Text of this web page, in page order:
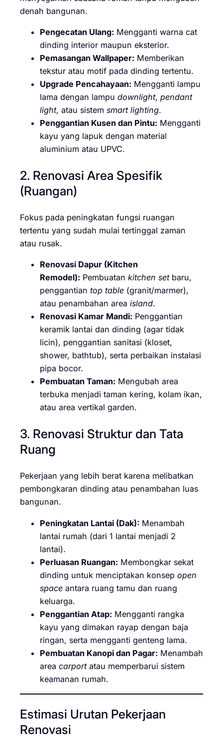
denah bangunan.
Pengecatan Ulang: Mengganti warna cat
dinding interior maupun eksterior.
Pemasangan Wallpaper: Memberikan
tekstur atau motif pada dinding tertentu.
Upgrade Pencahayaan: Mengganti lampu
lama dengan lampu downlight, pendant
light, atau sistem smart lighting.
Penggantian Kusen dan Pintu: Mengganti
kayu yang lapuk dengan material
aluminium atau UPVC.
2. Renovasi Area Spesifik
(Ruangan)
Fokus pada peningkatan fungsi ruangan
tertentu yang sudah mulai tertinggal zaman
atau rusak.
Renovasi Dapur (Kitchen
Remodel): Pembuatan kitchen setbaru,
penggantian top table (granit/marmer),
atau penambahan area island.
Renovasi Kamar Mandi: Penggantian
keramik lantai dan dinding (agar tidak
licin), penggantian sanitasi (kloset,
shower, bathtub), serta perbaikan instalasi
pipa bocor.
Pembuatan Taman: Mengubah area
terbuka menjadi taman kering, kolam ikan,
atau area vertikal garden.
3. Renovasi Struktur dan Tata
Ruang
Pekerjaan yang lebih berat karena melibatkan
pembongkaran dinding atau penambahan luas
bangunan.
Peningkatan Lantai (Dak): Menambah
lantai rumah (dari 1 lantai menjadi 2
lantai).
Perluasan Ruangan: Membongkar sekat
dinding untuk menciptakan konsep open
space antara ruang tamu dan ruang
keluarga.
Penggantian Atap: Mengganti rangka
kayu yang dimakan rayap dengan baja
ringan, serta mengganti genteng lama.
Pembuatan Kanopi dan Pagar: Menambah
area carportatau memperbarui sistem
keamanan rumah.
Estimasi Urutan Pekerjaan
Renovasi